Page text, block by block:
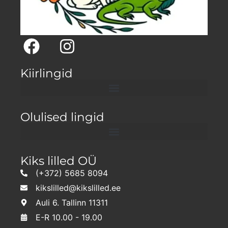
Kiirlingid
Olulised lingid
Kiks lilled OÜ
(+372) 5685 8094
kikslilled@kikslilled.ee
Auli 6. Tallinn 11311
E-R 10.00 - 19.00